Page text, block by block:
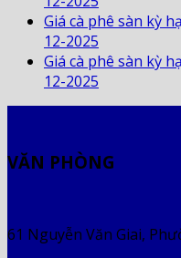
Giá cà phê sàn kỳ
12-2025
Giá cà phê sàn kỳ
12-2025
VĂN PHÒNG
61 Nguyễn Văn Giai,